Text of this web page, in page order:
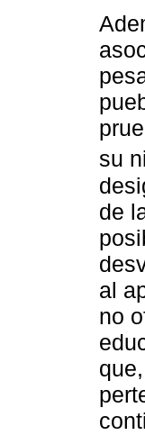
su
de
al
no